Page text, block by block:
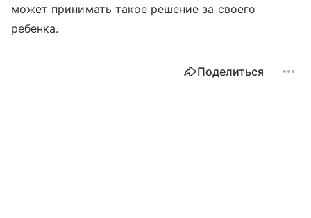
может принимать такое решение за своего
ребенка.
Поделиться